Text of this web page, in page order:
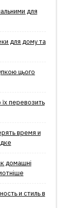
для
для дому та
цього
їх перевозить
время и
домашні
и стиль в